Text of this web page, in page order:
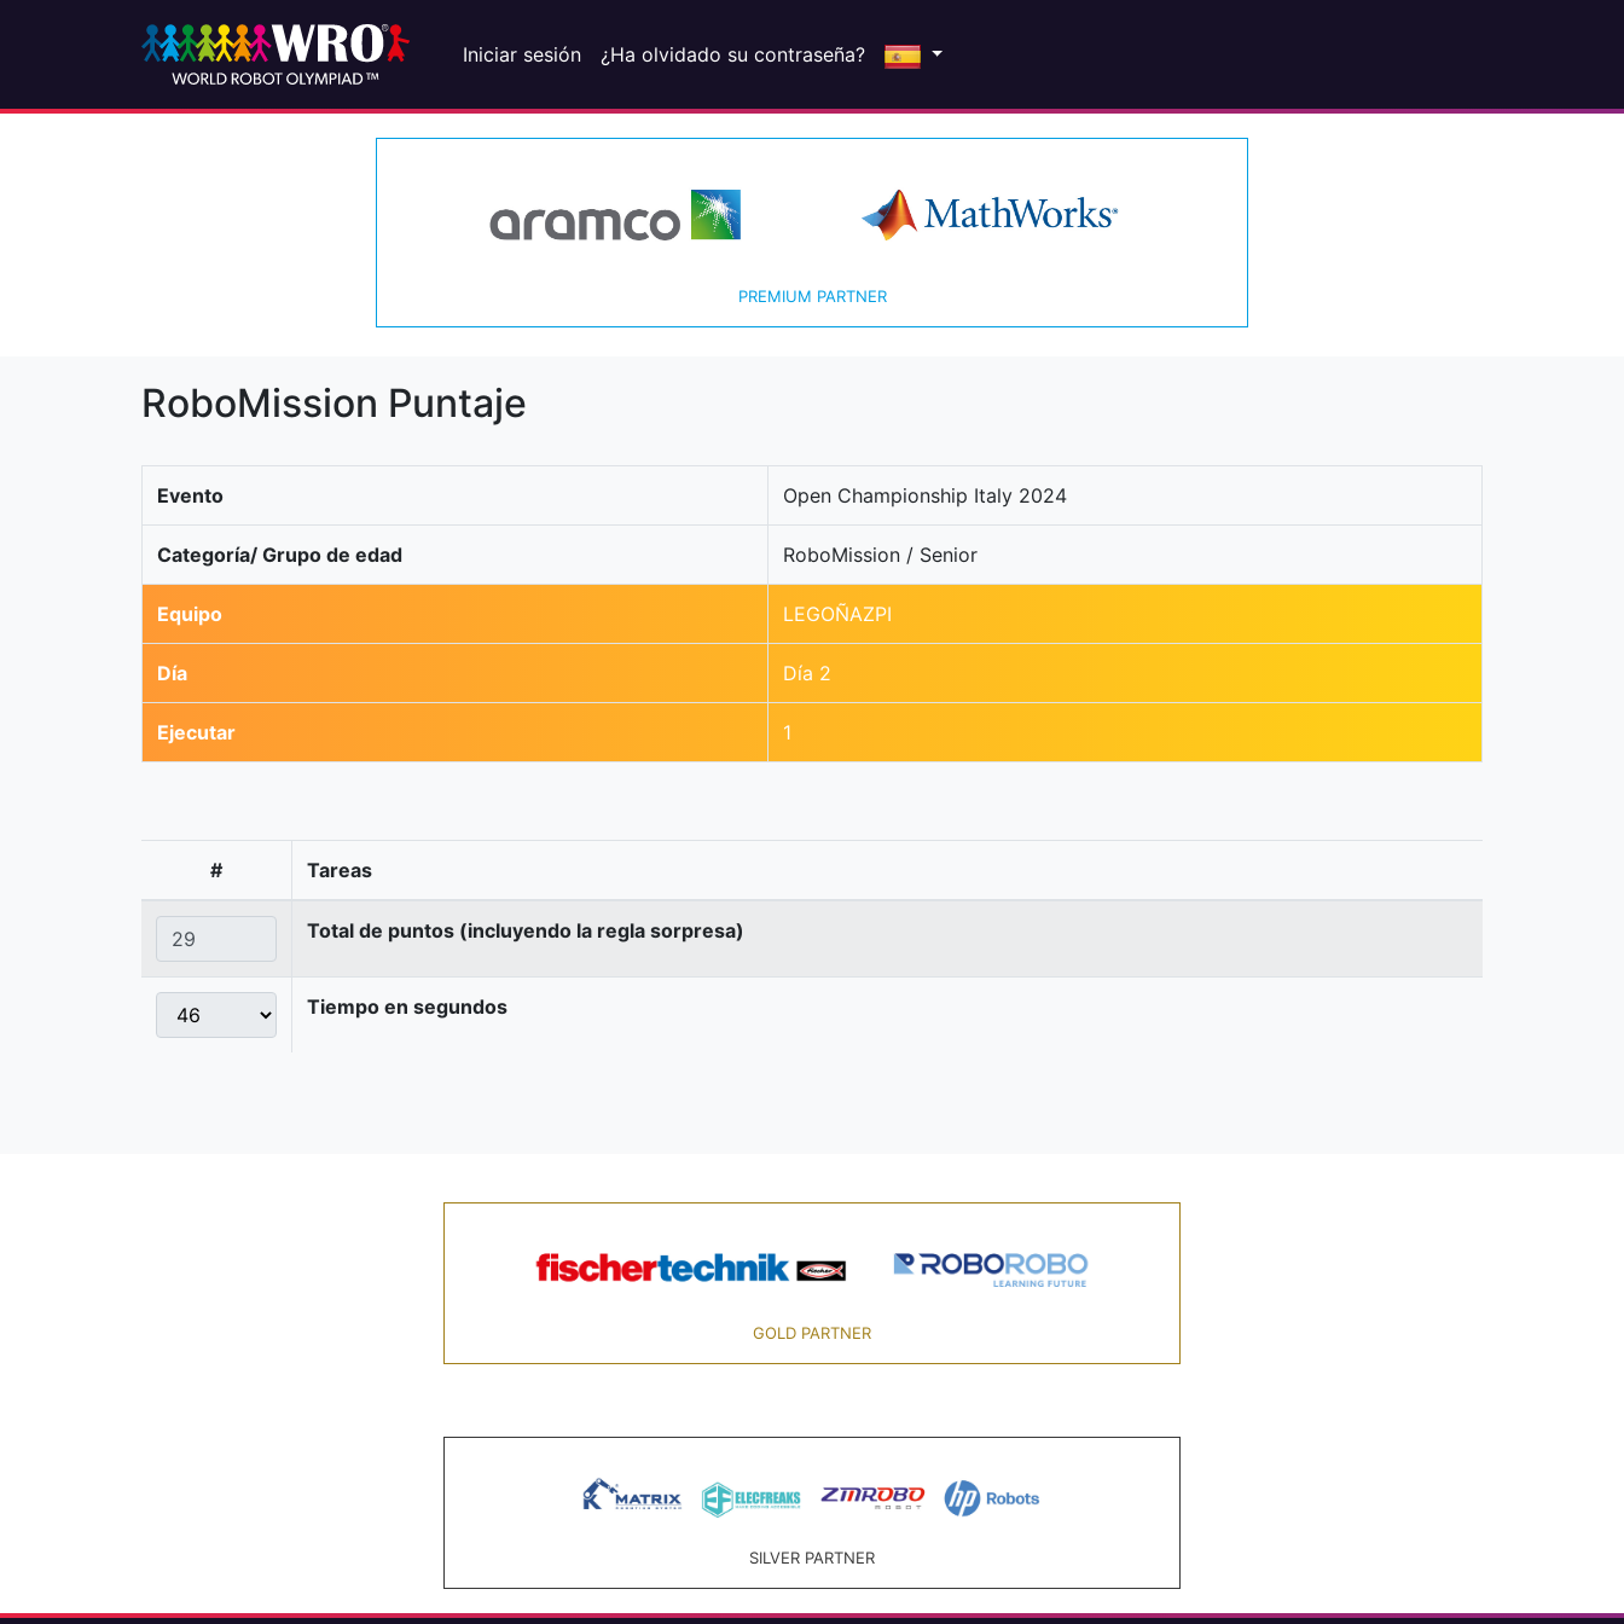
Iniciar sesión ¿Ha olvidado su contraseña?
PREMIUM PARTNER
RoboMission Puntaje
Evento Open Championship Italy 2024
Categoría/ Grupo de edad RoboMission / Senior
Equipo LEGOÑAZPI
Día Día 2
Ejecutar 1
# Tareas
Total de puntos (incluyendo la regla sorpresa)
Tiempo en segundos
GOLD PARTNER
SILVER PARTNER